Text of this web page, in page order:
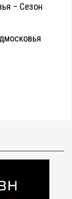
– Сезон